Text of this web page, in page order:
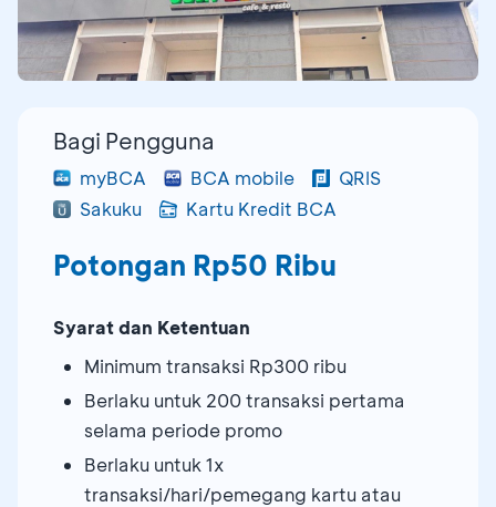
Bagi Pengguna
myBCA BCA mobile
QRIS
Sakuku
Kartu Kredit BCA
Potongan Rp50 Ribu
Syarat dan Ketentuan
Minimum transaksi Rp300 ribu
Berlaku untuk 200 transaksi pertama
selama periode promo
Berlaku untuk 1x
transaksi/hari/pemegang kartu atau